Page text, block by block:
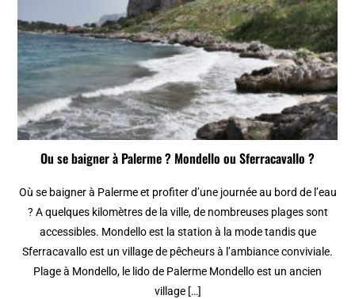
Ou se baigner à Palerme ? Mondello ou Sferracavallo ?
Où se baigner à Palerme et profiter d’une journée au bord de l’eau
? A quelques kilomètres de la ville, de nombreuses plages sont
accessibles. Mondello est la station à la mode tandis que
Sferracavallo est un village de pêcheurs à l’ambiance conviviale.
Plage à Mondello, le lido de Palerme Mondello est un ancien
village […]